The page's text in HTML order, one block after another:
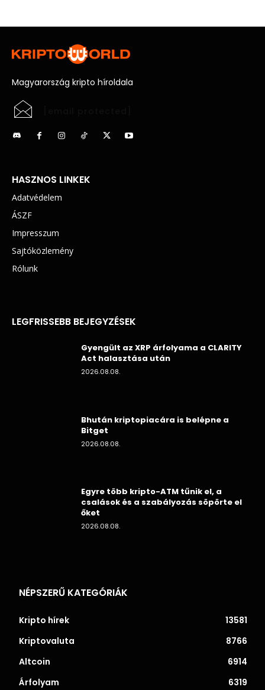
Magyarország kripto híroldala
HASZNOS LINKEK
Adatvédelem
ÁSZF
Impresszum
Sajtóközlemény
Rólunk
LEGFRISSEBB BEJEGYZÉSEK
Gyengült az XRP árfolyama a CLARITY
Act halasztása után
2026.08.08.
Bhután kriptopiacára is belépne a
Bitget
2026.08.08.
Egyre több kripto-ATM tűnik el, a
csalások és a szabályozás söpörte el
őket
2026.08.08.
NÉPSZERŰ KATEGÓRIÁK
Kripto hírek
13581
Kriptovaluta
8766
Altcoin
6914
Árfolyam
6319